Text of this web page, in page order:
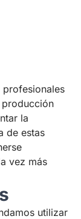
profesionales
la
de estas
vez más
utilizar